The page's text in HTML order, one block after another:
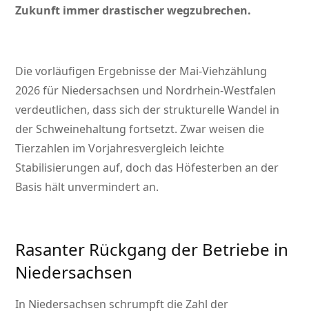
Zukunft immer drastischer wegzubrechen.
Die vorläufigen Ergebnisse der Mai-Viehzählung
2026 für Niedersachsen und Nordrhein-Westfalen
verdeutlichen, dass sich der strukturelle Wandel in
der Schweinehaltung fortsetzt. Zwar weisen die
Tierzahlen im Vorjahresvergleich leichte
Stabilisierungen auf, doch das Höfesterben an der
Basis hält unvermindert an.
Rasanter Rückgang der Betriebe in
Niedersachsen
In Niedersachsen schrumpft die Zahl der